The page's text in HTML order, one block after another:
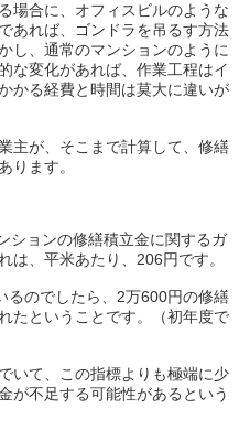
場合に、オフィスビルのような
あれば、ゴンドラを吊るす方法
し、通常のマンションのように
な変化があれば、作業工程はイ
かる経費と時間は莫大に違いが
主が、そこまで計算して、修繕
ります。
ションの修繕積立金に関するガ
は、平米あたり、206円です。
るのでしたら、2万600円の修繕
たということです。（初年度で
いて、この指標よりも極端に少
が不足する可能性があるという